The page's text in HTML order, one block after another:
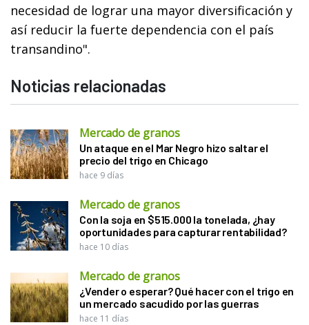
necesidad de lograr una mayor diversificación y
así reducir la fuerte dependencia con el país
transandino".
Noticias relacionadas
Mercado de granos
Un ataque en el Mar Negro hizo saltar el
precio del trigo en Chicago
hace 9 días
Mercado de granos
Con la soja en $515.000 la tonelada, ¿hay
oportunidades para capturar rentabilidad?
hace 10 días
Mercado de granos
¿Vender o esperar? Qué hacer con el trigo en
un mercado sacudido por las guerras
hace 11 días